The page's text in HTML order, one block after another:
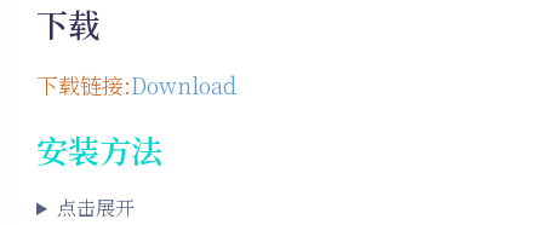
下载
下载链接:Download
安装方法
点击展开